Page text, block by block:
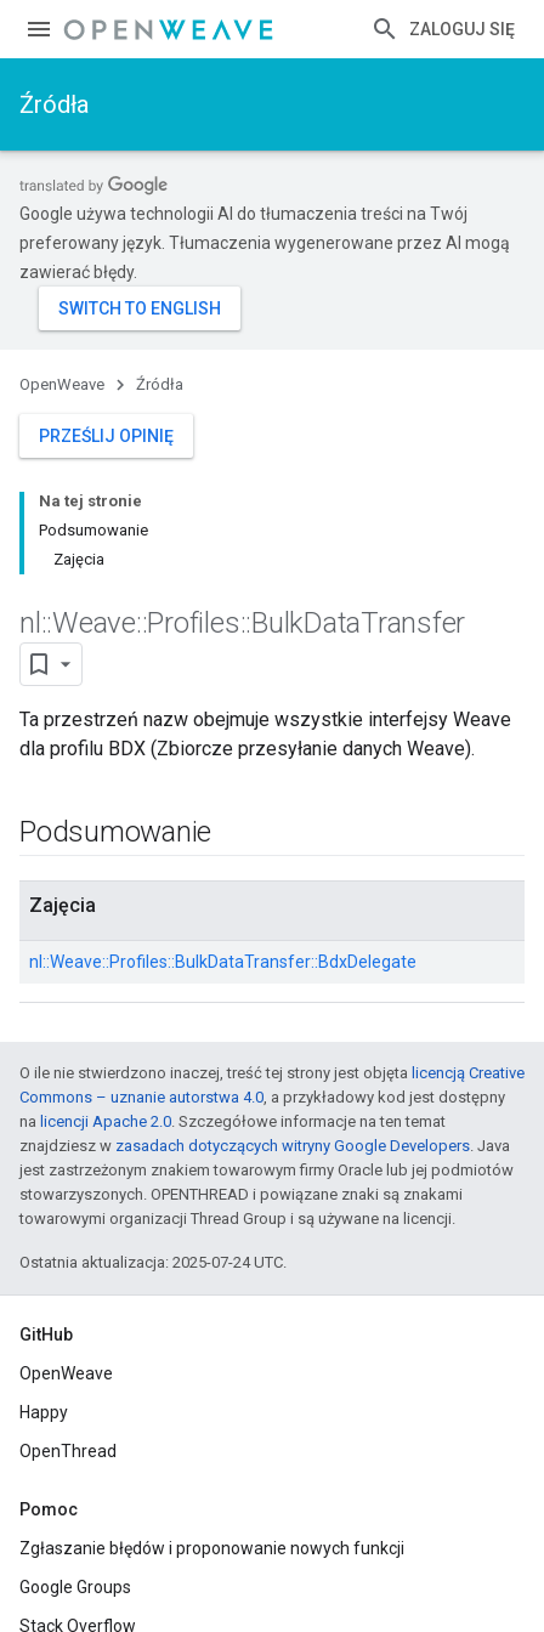
ZALOGUJ SIĘ
Źródła
Google używa technologii AI do tłumaczenia treści na Twój
preferowany język. Tłumaczenia wygenerowane przez AI mogą
zawierać błędy.
OpenWeave Źródła
PRZEŚLIJ OPINIĘ
Na tej stronie
Podsumowanie
Zajęcia
nl ::Weave::Profiles::BulkDataTransfer
Ta przestrzeń nazw obejmuje wszystkie interfejsy Weave
dla profilu BDX (Zbiorcze przesyłanie danych Weave).
Podsumowanie
Zajęcia
nl::Weave::Profiles::BulkDataTransfer::BdxDelegate
O ile nie stwierdzono inaczej, treść tej strony jest objęta licencją Creative
Commons – uznanie autorstwa 4.0, a przykładowy kod jest dostępny
na licencji Apache 2.0. Szczegółowe informacje na ten temat
znajdziesz w zasadach dotyczących witryny Google Developers. Java
jest zastrzeżonym znakiem towarowym firmy Oracle lub jej podmiotów
stowarzyszonych. OPENTHREAD i powiązane znaki są znakami
towarowymi organizacji Thread Group i są używane na licencji.
Ostatnia aktualizacja: 2025-07-24 UTC.
GitHub
OpenWeave
Happy
OpenThread
Pomoc
Zgłaszanie błędów i proponowanie nowych funkcji
Google Groups
Stack Overflow